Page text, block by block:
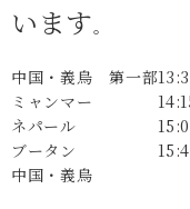
います。
中国・義烏 第一部
ミャンマー
ネパール
ブータン 15:45
中国・義烏